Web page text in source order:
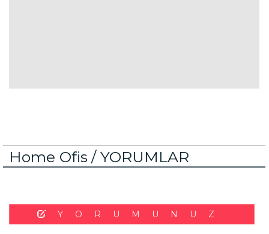
Home Ofis /YORUMLAR
YORUMUNUZ